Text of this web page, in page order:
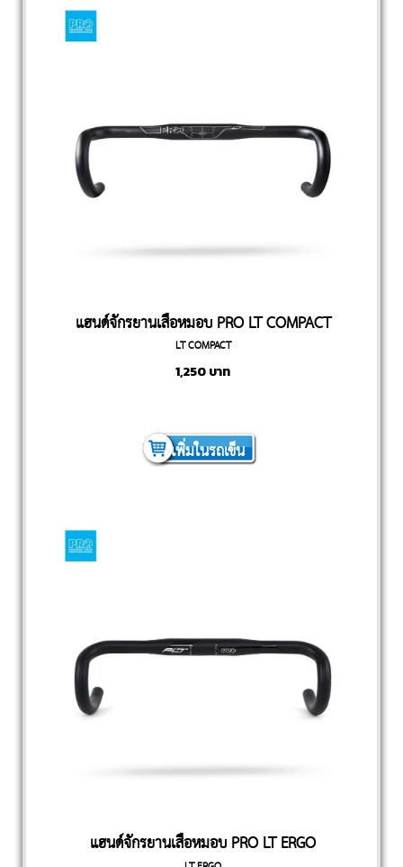
แฮนด์จักรยานเสือหมอบ PRO LT COMPACT
LT COMPACT
1,250บาท
เพิ่มในรถเข็น
แฮนด์จักรยานเสือหมอบ PRO LT ERGO